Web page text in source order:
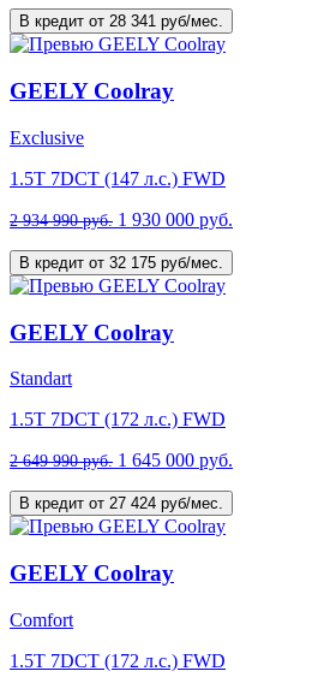
В кредит от 28 341 руб/мес.
GEELY Coolray
Exclusive
1.5T 7DCT (147 л.с.) FWD
2 934 990 руб. 1 930 000 руб.
В кредит от 32 175 руб/мес.
GEELY Coolray
Standart
1.5T 7DCT (172 л.с.) FWD
2 649 990 руб. 1 645 000 руб.
В кредит от 27 424 руб/мес.
GEELY Coolray
Comfort
1.5T 7DCT (172 л.с.) FWD